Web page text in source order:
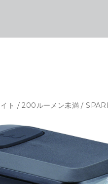
ト /200ルーメン未満 /